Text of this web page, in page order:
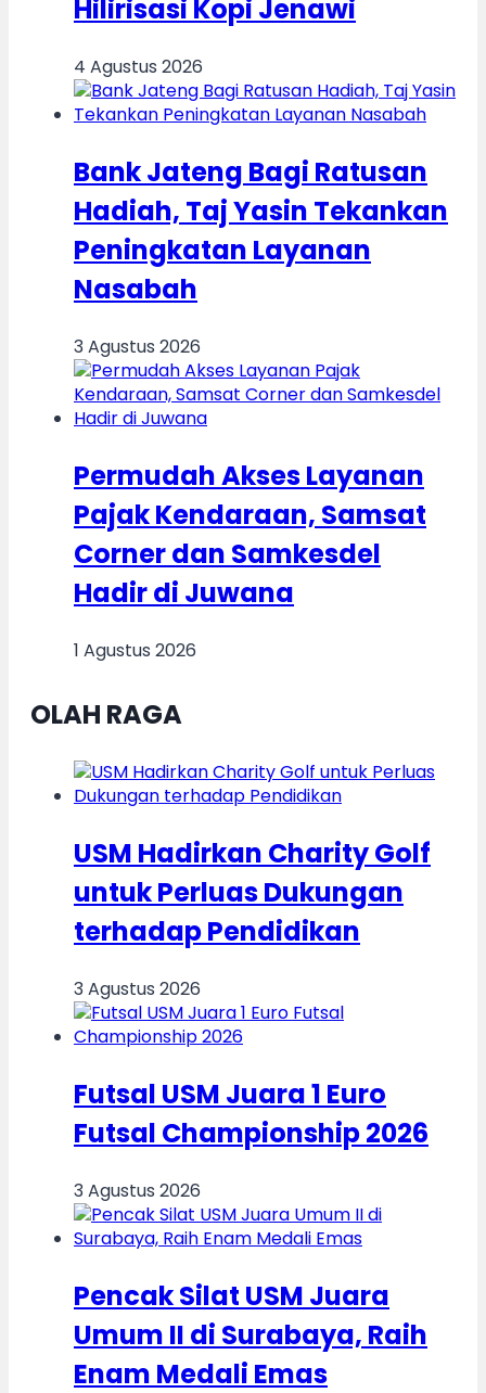
Hilirisasi Kopi Jenawi
4 Agustus 2026
Bank Jateng Bagi Ratusan
Hadiah, Taj Yasin Tekankan
Peningkatan Layanan
Nasabah
3 Agustus 2026
Permudah Akses Layanan
Pajak Kendaraan, Samsat
Corner dan Samkesdel
Hadir di Juwana
1 Agustus 2026
OLAH RAGA
USM Hadirkan Charity Golf
untuk Perluas Dukungan
terhadap Pendidikan
3 Agustus 2026
Futsal USM Juara 1 Euro
Futsal Championship 2026
3 Agustus 2026
Pencak Silat USM Juara
Umum II di Surabaya, Raih
Enam Medali Emas